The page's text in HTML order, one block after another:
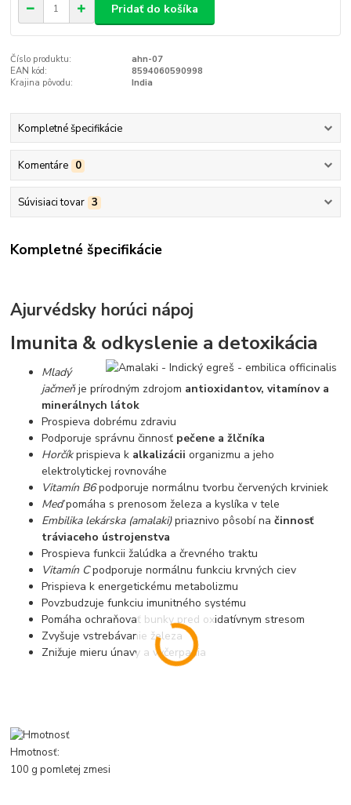
Pridať do košíka
Číslo produktu:
ahn-07
EAN kód:
8594060590998
Krajina pôvodu:
India
Kompletné špecifikácie
Komentáre 0
Súvisiaci tovar 3
Kompletné špecifikácie
Ajurvédsky horúci nápoj
Imunita & odkyslenie a detoxikácia
Mladý
jačmeňje prírodným zdrojom antioxidantov, vitamínov a
minerálnych látok
Prospieva dobrému zdraviu
Podporuje správnu činnosť pečene a žlčníka
Horčíkprispieva k alkalizáciiorganizmu a jeho
elektrolytickej rovnováhe
Vitamín B6podporuje normálnu tvorbu červených krviniek
Meďpomáha s prenosom železa a kyslíka v tele
Embilika lekárska (amalaki)priaznivo pôsobí načinnosť
tráviaceho ústrojenstva
Prospieva funkcii žalúdka a črevného traktu
Vitamín Cpodporuje normálnu funkciu krvných ciev
Prispieva k energetickému metabolizmu
Povzbudzuje funkciu imunitného systému
Pomáha ochraňovať bunky pred oxidatívnym stresom
Zvyšuje vstrebávanie železa
Znižuje mieru únavy a vyčerpania
Hmotnosť:
100 g pomletej zmesi